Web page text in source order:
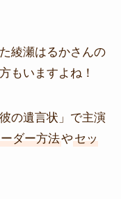
綾瀬はるかさんの
もいますよね！
の遺言状」で主演
ダー方法やセッ